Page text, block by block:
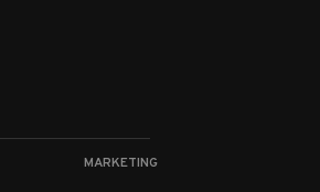
MARKETING